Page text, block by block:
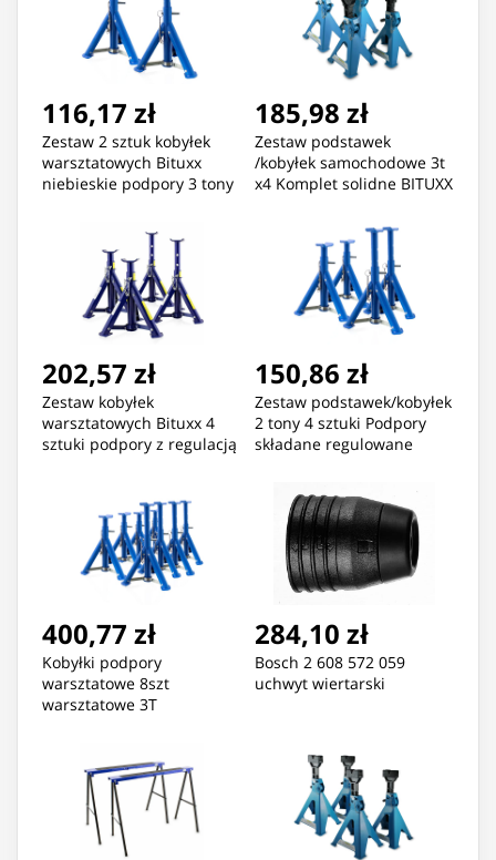
116,17 zł
Zestaw 2 sztuk kobyłek
warsztatowych Bituxx
niebieskie podpory 3 tony
185,98 zł
Zestaw podstawek
/kobyłek samochodowe 3t
x4 Komplet solidne BITUXX
202,57 zł
Zestaw kobyłek
warsztatowych Bituxx 4
sztuki podpory z regulacją
150,86 zł
Zestaw podstawek/kobyłek
2 tony 4 sztuki Podpory
składane regulowane
400,77 zł
Kobyłki podpory
warsztatowe 8szt
warsztatowe 3T
284,10 zł
Bosch 2 608 572 059
uchwyt wiertarski